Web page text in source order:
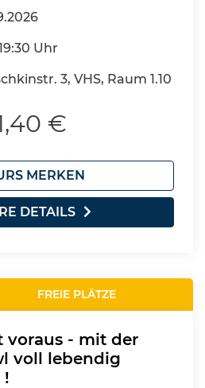
Uhr
3, VHS, Raum 1.10
€
MERKEN
DETAILS
FREIE PLÄTZE
voraus - mit der
voll lebendig
!